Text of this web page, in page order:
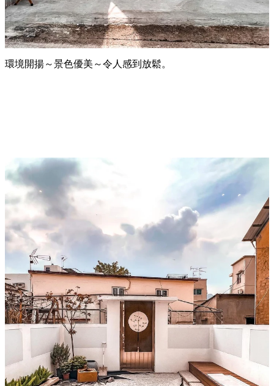
環境開揚～景色優美～令人感到放鬆。